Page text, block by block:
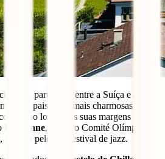
partilhado entre a Suíça e a
das paisagens mais charmosas do
ao longo das suas margens
Lausanne, sede do Comité Olímpico
, famosa pelo seu festival de jazz.